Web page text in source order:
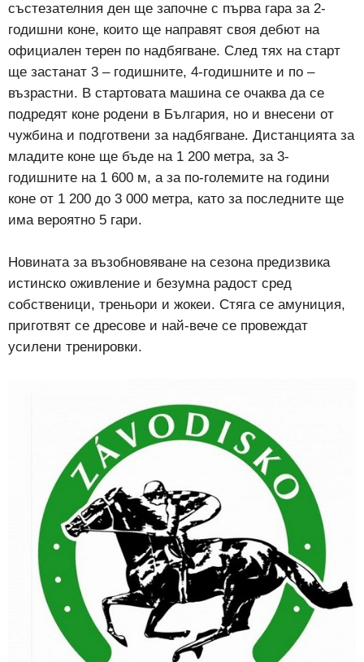
състезателния ден ще започне с първа гара за 2-
годишни коне, които ще направят своя дебют на
официален терен по надбягване. След тях на старт
ще застанат 3 – годишните, 4-годишните и по –
възрастни. В стартовата машина се очаква да се
подредят коне родени в България, но и внесени от
чужбина и подготвени за надбягване. Дистанцията за
младите коне ще бъде на 1 200 метра, за 3-
годишните на 1 600 м, а за по-големите на години
коне от 1 200 до 3 000 метра, като за последните ще
има вероятно 5 гари.
Новината за възобновяване на сезона предизвика
истинско оживление и безумна радост сред
собственици, треньори и жокеи. Стяга се амуниция,
приготвят се дресове и най-вече се провеждат
усилени тренировки.